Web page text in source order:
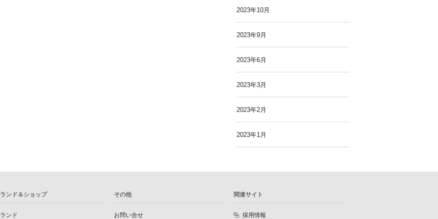
2023年10月
2023年9月
2023年6月
2023年3月
2023年2月
2023年1月
ンド＆ショップ
ンド
その他
お問い合せ
関連サイト
採用情報